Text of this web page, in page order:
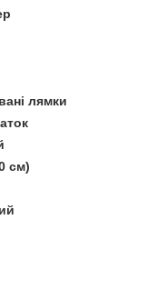
лямки
см)